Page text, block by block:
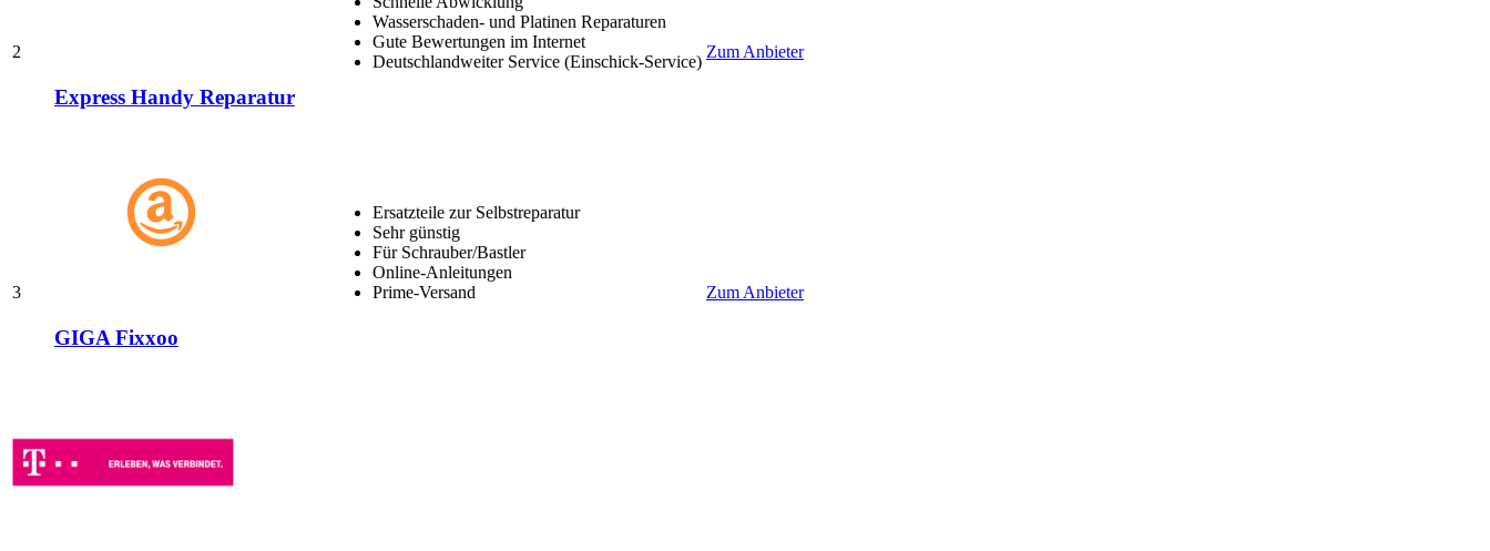
2
Express Handy Reparatur
Wasserschaden- und Platinen Reparaturen
Gute Bewertungen im Internet
Deutschlandweiter Service (Einschick-Service)
Zum Anbieter
3
GIGA Fixxoo
Ersatzteile zur Selbstreparatur
Sehr günstig
Für Schrauber/Bastler
Online-Anleitungen
Prime-Versand
Zum Anbieter